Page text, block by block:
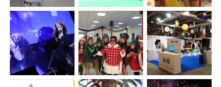
Inaugurazione
pdv Famila
Ostuni
Organizzazione
convention
Megamark
“Vivere
meglio”
Organizzazione
eventi e
promozioni per
Scuola del
Gusto